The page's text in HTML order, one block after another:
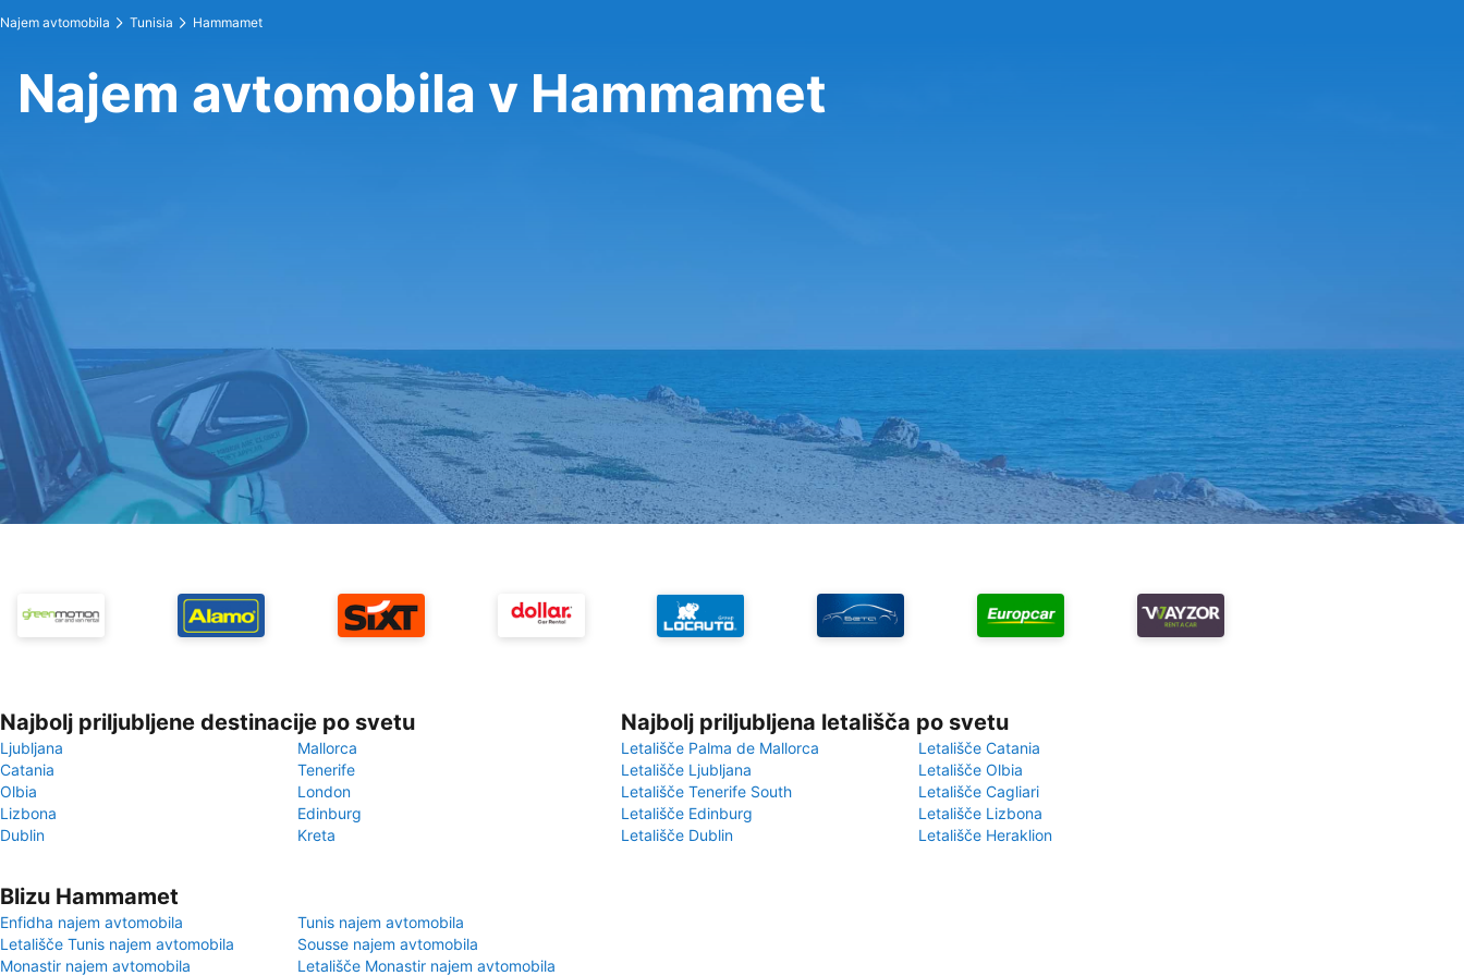
Najem avtomobila Tunisia Hammamet
Najem avtomobila v Hammamet
Najbolj priljubljene destinacije po svetu
Ljubljana
Mallorca
Catania
Tenerife
Olbia
London
Lizbona
Edinburg
Dublin
Kreta
Najbolj priljubljena letališča po svetu
Letališče Palma de Mallorca
Letališče Catania
Letališče Ljubljana
Letališče Olbia
Letališče Tenerife South
Letališče Cagliari
Letališče Edinburg
Letališče Lizbona
Letališče Dublin
Letališče Heraklion
Blizu Hammamet
Enfidha najem avtomobila
Tunis najem avtomobila
Letališče Tunis najem avtomobila
Sousse najem avtomobila
Monastir najem avtomobila
Letališče Monastir najem avtomobila